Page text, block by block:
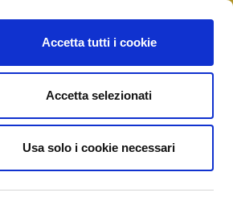
Accetta tutti i cookie
Accetta selezionati
Usa solo i cookie necessari